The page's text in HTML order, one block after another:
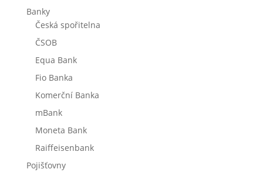
Banky
Česká spořitelna
ČSOB
Equa Bank
Fio Banka
Komerční Banka
mBank
Moneta Bank
Raiffeisenbank
Pojišťovny